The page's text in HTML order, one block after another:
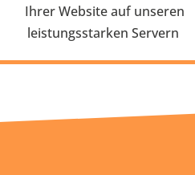
Ihrer Website auf unseren
leistungsstarken Servern